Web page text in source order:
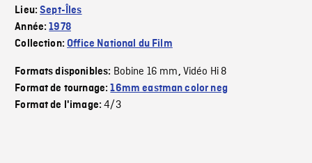
Lieu:Sept-Îles
Année:1978
Collection:Office National du Film
Formats disponibles: Bobine 16 mm, Vidéo Hi 8
Format de tournage:16mm eastman color neg
Format de l'image:4/3